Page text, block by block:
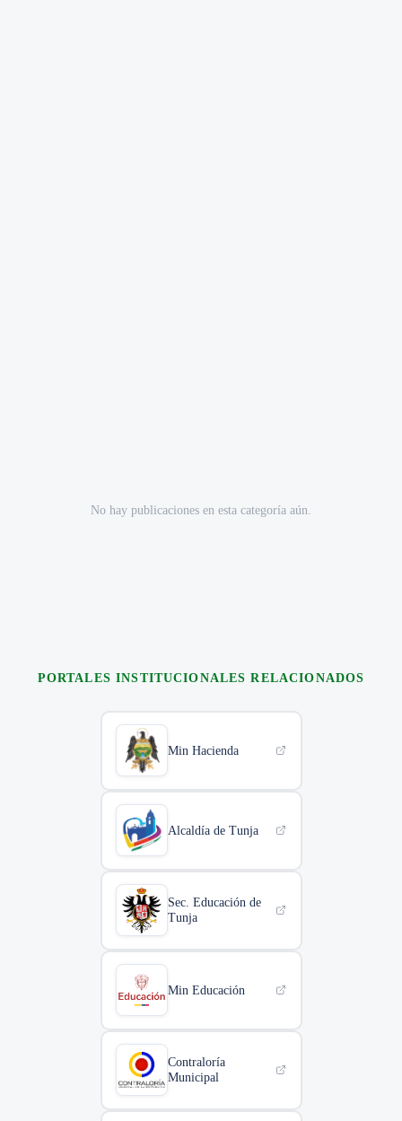
No hay publicaciones en esta categoría aún.
PORTALES INSTITUCIONALES RELACIONADOS
Min Hacienda
Alcaldía de Tunja
Sec. Educación de
Tunja
Min Educación
Contraloría
Municipal